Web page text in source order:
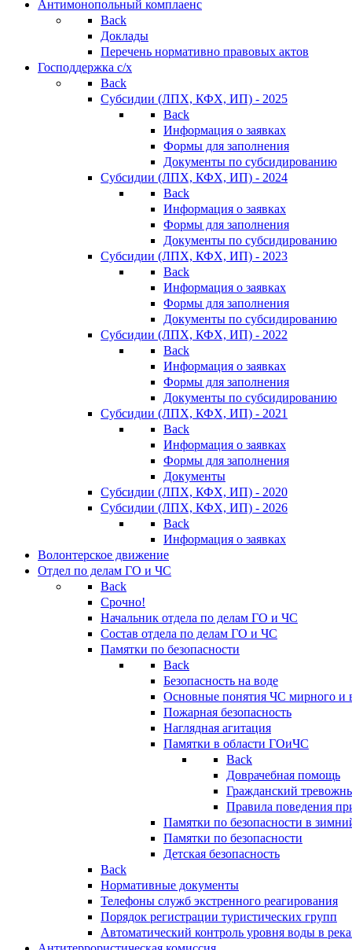
Антимонопольный комплаенс
Back
Доклады
Перечень нормативно правовых актов
Господдержка с/х
Back
Субсидии (ЛПХ, КФХ, ИП) - 2025
Back
Информация о заявках
Формы для заполнения
Документы по субсидированию
Субсидии (ЛПХ, КФХ, ИП) - 2024
Back
Информация о заявках
Формы для заполнения
Документы по субсидированию
Субсидии (ЛПХ, КФХ, ИП) - 2023
Back
Информация о заявках
Формы для заполнения
Документы по субсидированию
Субсидии (ЛПХ, КФХ, ИП) - 2022
Back
Информация о заявках
Формы для заполнения
Документы по субсидированию
Субсидии (ЛПХ, КФХ, ИП) - 2021
Back
Информация о заявках
Формы для заполнения
Документы
Субсидии (ЛПХ, КФХ, ИП) - 2020
Субсидии (ЛПХ, КФХ, ИП) - 2026
Back
Информация о заявках
Волонтерское движение
Отдел по делам ГО и ЧС
Back
Срочно!
Начальник отдела по делам ГО и ЧС
Состав отдела по делам ГО и ЧС
Памятки по безопасности
Back
Безопасность на воде
Основные понятия ЧС мирного и
Пожарная безопасность
Наглядная агитация
Памятки в области ГОиЧС
Back
Доврачебная помощь
Гражданский
Правила поведения
Памятки по безопасности в
Памятки по безопасности
Детская безопасность
Back
Нормативные документы
Телефоны служб экстренного реагирования
Порядок регистрации туристических групп
Автоматический контроль уровня воды в